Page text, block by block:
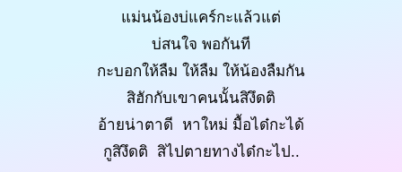
แม่นน้องบ่แคร์กะแล้วแต่
บ่สนใจ พอกันที
กะบอกให้ลืม ให้ลืม ให้น้องลืมกัน
สิฮักกับเขาคนนั้นสิงึดติ
อ้ายน่าตาดี หาใหม่ มื้อได๋กะได้
กูสิงึดติ สิไปตายทางได๋กะไป..